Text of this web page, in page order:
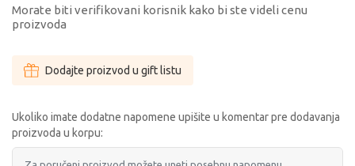
Morate biti verifikovani korisnik kako bi ste videli cenu
proizvoda
Dodajte proizvod u gift listu
Ukoliko imate dodatne napomene upišite u komentar pre dodavanja
proizvoda u korpu: